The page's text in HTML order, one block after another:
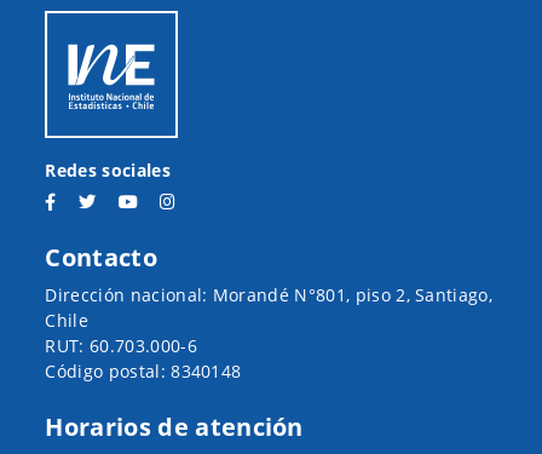
Redes sociales
Contacto
Dirección nacional: Morandé N°801, piso 2, Santiago,
Chile
RUT: 60.703.000-6
Código postal: 8340148
Horarios de atención